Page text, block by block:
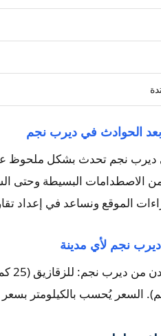
الحوادث في ديرب نجم
نجم تحدث بشكل ملحوظ على
الاصطدامات البسيطة وحتى
الموقع ونساعد في إعداد
نجم لأي مدينة